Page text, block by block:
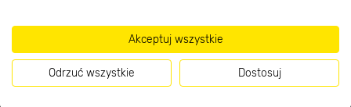
Akceptuj wszystkie
Odrzuć wszystkie Dostosuj
Metody płatności